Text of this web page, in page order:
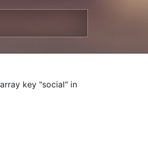
key "social" in